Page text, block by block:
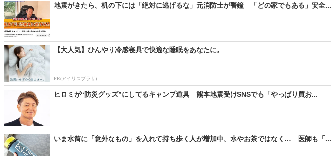
地震がきたら、机の下には「絶対に逃げるな」元消防士が警鐘 「どの家でもある」安全...
【大人気】ひんやり冷感寝具で快適な睡眠をあなたに。
PR(アイリスプラザ)
ヒロミが“防災グッズ”にしてるキャンプ道具 熊本地震受けSNSでも「やっぱり買お...
いま水筒に「意外なもの」を入れて持ち歩く人が増加中、水やお茶ではなく… 医師も「...